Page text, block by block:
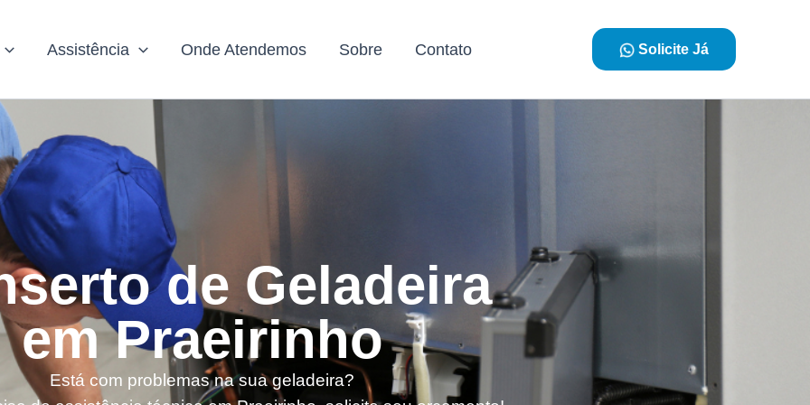
Assistência Onde Atendemos Sobre Contato Solicite Já
de Geladeira
em Praeirinho
Está com problemas na sua geladeira?